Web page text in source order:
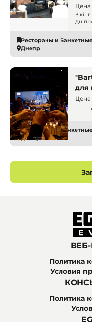
чи
та
Цена
Рестораны и
Днепр
для
вас.
Цена
Рестораны и
Днепр
Политика
Условия
Политика